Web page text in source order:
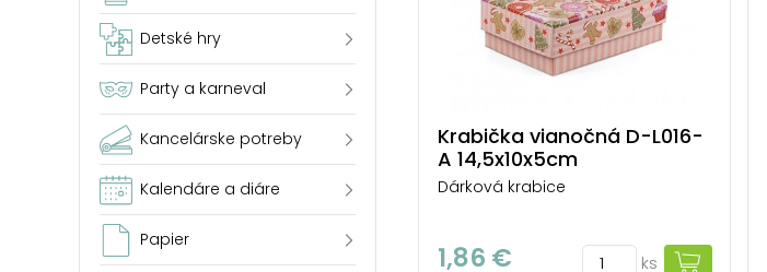
Detské hry
Party a karneval
Kancelárske potreby
Kalendáre a diáre
Papier
Krabička vianočná D-L016-
A 14,5x10x5cm
Dárková krabice
1,86 € ks